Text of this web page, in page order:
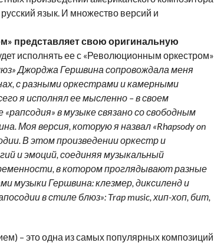
язык. И множество версий и
представляет свою оригинальную
исполнять ее с «Революционным оркестром»
Джорджа Гершвина сопровождала меня
с разными оркестрами и камерными
я исполнял ее мысленно – в своем
в музыке связано со свободным
Моя версия, которую я назвал «Rhapsody on
В этом произведении оркестр и
и эмоций, соединяя музыкальный
в котором проглядывают разные
музыки Гершвина: клезмер, диксиленд и
в стиле блюз»: Trap music, хип-хоп, бит,
– это одна из самых популярных композиций